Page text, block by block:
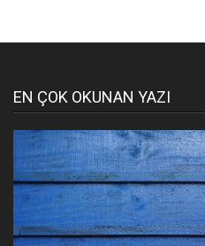
EN ÇOK OKUNAN YAZI